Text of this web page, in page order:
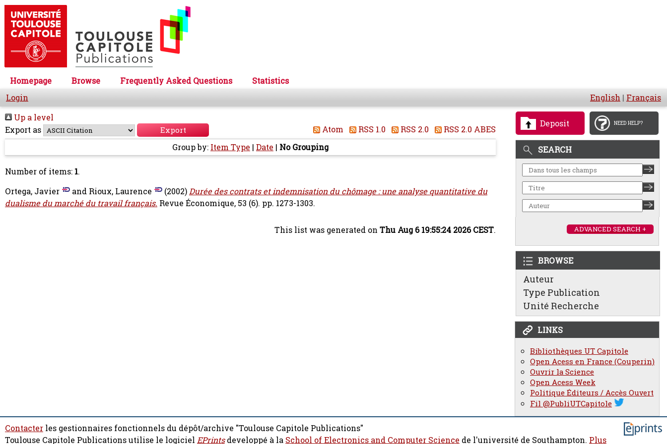
Homepage Browse Frequently Asked Questions
Statistics
Login
English | Français
Deposit NEED HELP?
SEARCH
ADVANCED SEARCH +
BROWSE
Auteur
Type Publication
Unité Recherche
LINKS
Bibliothèques UT Capitole
Open Acess en France (Couperin)
Ouvrir la Science
Open Acess Week
Politique Éditeurs / Accès Ouvert
Fil @PubliUTCapitole
Up a level
Export as
Atom RSS 1.0 RSS 2.0
RSS 2.0 ABES
Group by: Item Type | Date | No Grouping
Number of items: 1.
Ortega, Javier
and Rioux, Laurence (2002)Durée des contrats et indemnisation du chômage : une analyse quantitative du
dualisme du marché du travail français. Revue Économique, 53 (6). pp. 1273-1303.
This list was generated on Thu Aug 6 19:55:24 2026 CEST.
Contacter les gestionnaires fonctionnels du dépôt/archive "Toulouse Capitole Publications"
Toulouse Capitole Publications utilise le logiciel EPrintsdeveloppé à la School of Electronics and Computer Science de l'université de Southampton. Plus